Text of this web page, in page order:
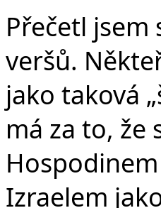
Přečetl
veršů.
jako taková
má za to, že
Izraelem